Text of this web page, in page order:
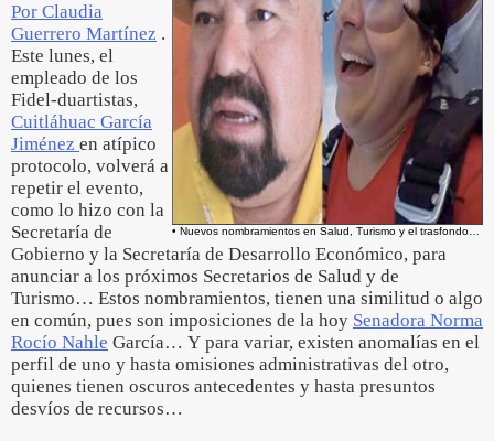
• Nuevos nombramientos en Salud, Turismo y el trasfondo…
Por Claudia
Guerrero Martínez .
Este lunes, el
empleado de los
Fidel-duartistas,
Cuitláhuac García
Jiménez en atípico
protocolo, volverá a
repetir el evento,
como lo hizo con la
Secretaría de
Gobierno y la Secretaría de Desarrollo Económico, para
anunciar a los próximos Secretarios de Salud y de
Turismo… Estos nombramientos, tienen una similitud o algo
en común, pues son imposiciones de la hoy Senadora Norma
Rocío Nahle García… Y para variar, existen anomalías en el
perfil de uno y hasta omisiones administrativas del otro,
quienes tienen oscuros antecedentes y hasta presuntos
desvíos de recursos…